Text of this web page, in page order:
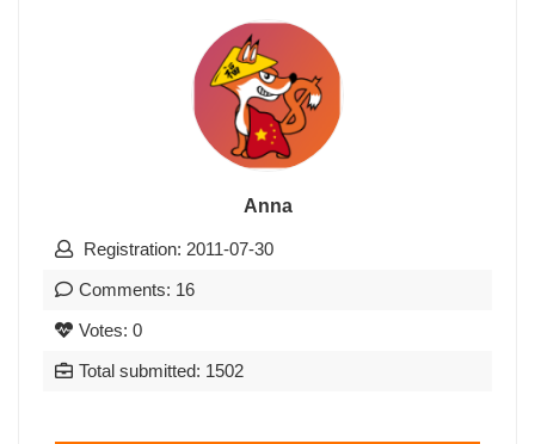
Anna
Registration: 2011-07-30
Comments: 16
Votes: 0
Total submitted: 1502